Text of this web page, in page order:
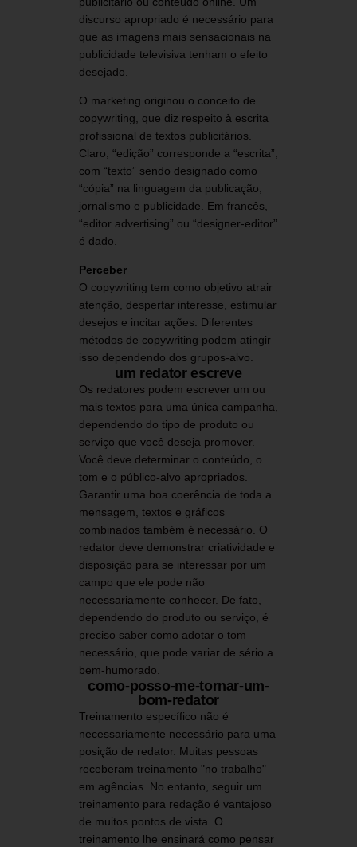
discurso apropriado é necessário para
que as imagens mais sensacionais na
publicidade televisiva tenham o efeito
desejado.
O marketing originou o conceito de
copywriting, que diz respeito à escrita
profissional de textos publicitários.
Claro, “edição” corresponde a “escrita”,
com “texto” sendo designado como
“cópia” na linguagem da publicação,
jornalismo e publicidade. Em francês,
“editor advertising” ou “designer-editor”
é dado.
Perceber
O copywriting tem como objetivo atrair
atenção, despertar interesse, estimular
desejos e incitar ações. Diferentes
métodos de copywriting podem atingir
isso dependendo dos grupos-alvo.
um redator escreve
Os redatores podem escrever um ou
mais textos para uma única campanha,
dependendo do tipo de produto ou
serviço que você deseja promover.
Você deve determinar o conteúdo, o
tom e o público-alvo apropriados.
Garantir uma boa coerência de toda a
mensagem, textos e gráficos
combinados também é necessário. O
redator deve demonstrar criatividade e
disposição para se interessar por um
campo que ele pode não
necessariamente conhecer. De fato,
dependendo do produto ou serviço, é
preciso saber como adotar o tom
necessário, que pode variar de sério a
bem-humorado.
como-posso-me-tornar-um-
bom-redator
Treinamento específico não é
necessariamente necessário para uma
posição de redator. Muitas pessoas
receberam treinamento "no trabalho"
em agências. No entanto, seguir um
treinamento para redação é vantajoso
de muitos pontos de vista. O
treinamento lhe ensinará como pensar